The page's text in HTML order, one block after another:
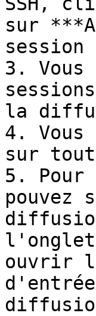
sur
session
3. Vous
la
4. Vous
sur
5.
l'onglet
ouvrir